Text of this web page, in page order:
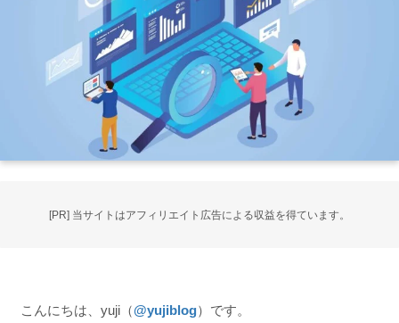
[PR] 当サイトはアフィリエイト広告による収益を得ています。
こんにちは、yuji（@yujiblog）です。